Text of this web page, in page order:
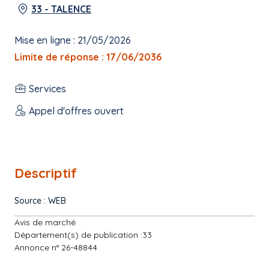
33 - TALENCE
Mise en ligne : 21/05/2026
Limite de réponse : 17/06/2036
Services
Appel d'offres ouvert
Descriptif
Source : WEB
Avis de marché
Département(s) de publication :33
Annonce n° 26-48844